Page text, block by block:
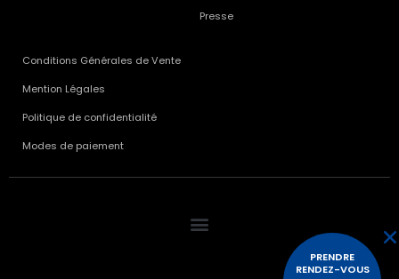
Presse
Conditions Générales de Vente
Mention Légales
Politique de confidentialité
Modes de paiement
PRENDRE
RENDEZ-VOUS